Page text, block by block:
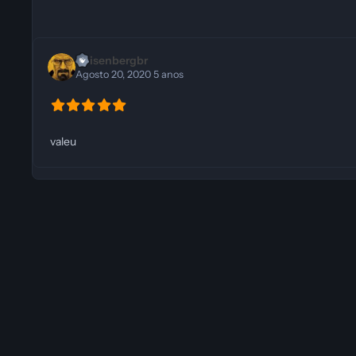
Heisenbergbr
Agosto 20, 20205 anos
valeu